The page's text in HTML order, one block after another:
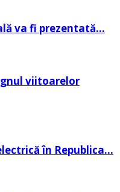
va fi prezentată…
viitoarelor
în Republica…